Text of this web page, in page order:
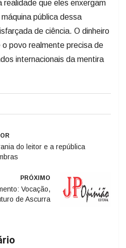
realidade que eles enxergam
pública dessa
de ciência. O dinheiro
povo realmente precisa de
internacionais da mentira
do leitor e a república
PRÓXIMO
Vocação,
de Ascurra